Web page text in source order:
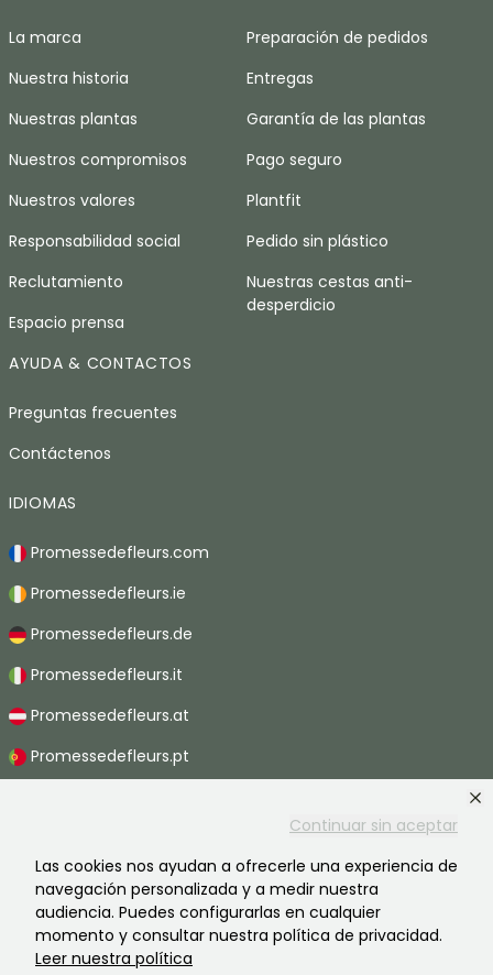
Continuar sin aceptar
Las cookies nos ayudan a ofrecerle una experiencia de
navegación personalizada y a medir nuestra
audiencia. Puedes configurarlas en cualquier
momento y consultar nuestra política de privacidad.
Leer nuestra política
La marca
Nuestra historia
Nuestras plantas
Nuestros compromisos
Nuestros valores
Responsabilidad social
Reclutamiento
Espacio prensa
Preparación de pedidos
Entregas
Garantía de las plantas
Pago seguro
Plantfit
Pedido sin plástico
Nuestras cestas anti-
desperdicio
AYUDA & CONTACTOS
Preguntas frecuentes
Contáctenos
IDIOMAS
Promessedefleurs.com
Promessedefleurs.ie
Promessedefleurs.de
Promessedefleurs.it
Promessedefleurs.at
Promessedefleurs.pt
Promessedefleurs.ch